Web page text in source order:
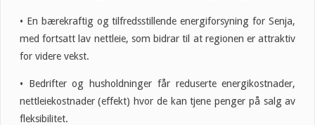
• En bærekraftig og tilfredsstillende energiforsyning for Senja,
med fortsatt lav nettleie, som bidrar til at regionen er attraktiv
for videre vekst.
• Bedrifter og husholdninger får reduserte energikostnader,
nettleiekostnader (effekt) hvor de kan tjene penger på salg av
fleksibilitet.